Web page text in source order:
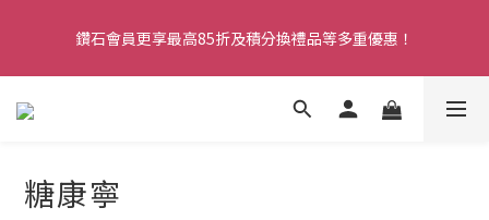
店9折！
鑽石會員更享最高85折及積分換禮品等多重優惠！
購物滿HK$299即享免費香港本地送貨服務。注冊新會員，即享全
糖康寧